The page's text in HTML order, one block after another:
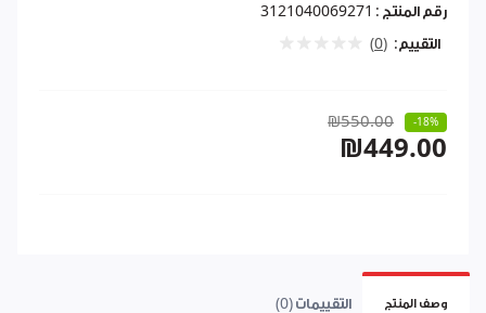
رقم المنتج : 3121040069271
التقييم: (0)
₪550.00 -18%
₪449.00
وصف المنتج التقييمات (0)